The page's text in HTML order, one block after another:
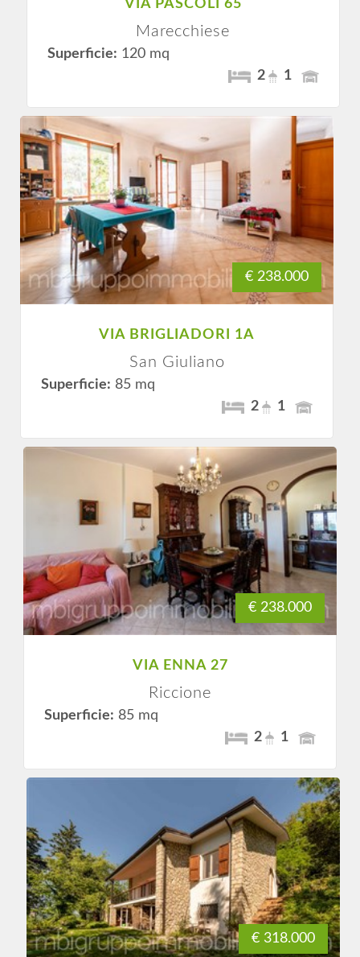
VIA PASCOLI 65
Marecchiese
Superficie: 120 mq
2
1
€ 238.000
VIA BRIGLIADORI 1A
San Giuliano
Superficie: 85 mq
2
1
€ 238.000
VIA ENNA 27
Riccione
Superficie: 85 mq
2
1
€ 318.000